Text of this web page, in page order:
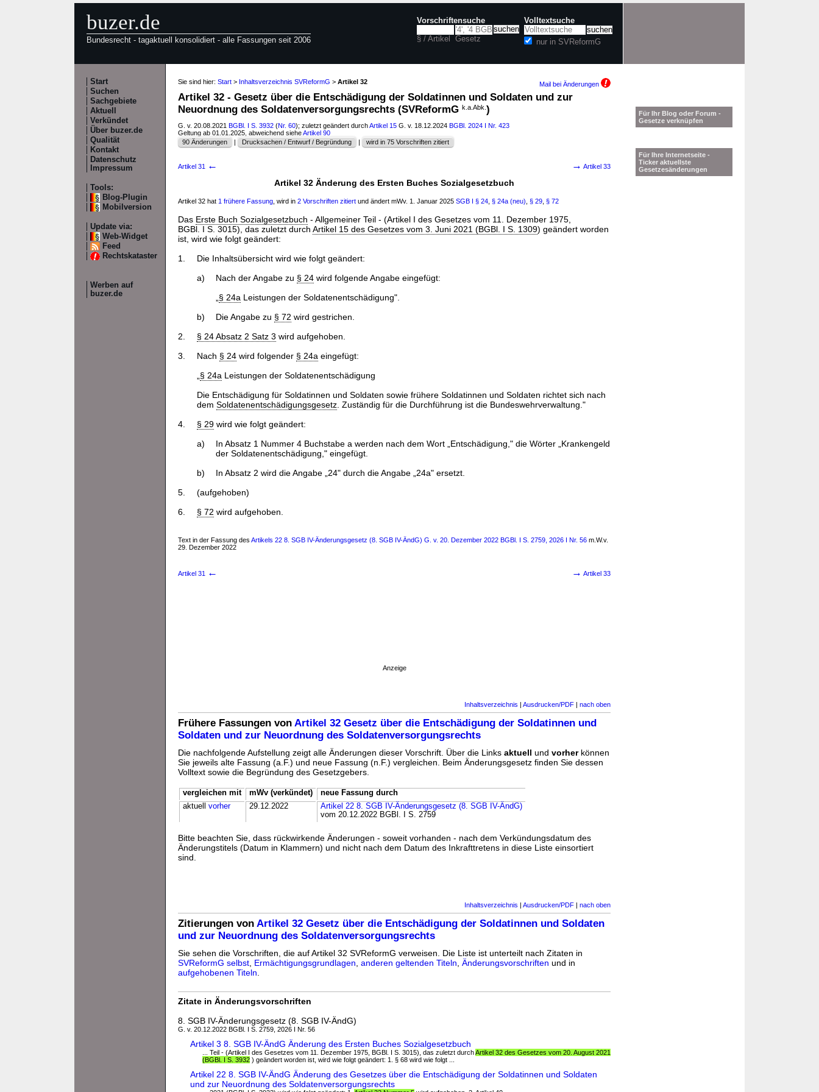
buzer.de
Bundesrecht - tagaktuell konsolidiert - alle Fassungen seit 2006
Vorschriftensuche
§ / Artikel Gesetz
Volltextsuche
nur in SVReformG
Start
Suchen
Sachgebiete
Aktuell
Verkündet
Über buzer.de
Qualität
Kontakt
Datenschutz
Impressum
Tools:
Blog-Plugin
Mobilversion
Update via:
Web-Widget
Feed
Rechtskataster
Werben auf
buzer.de
Sie sind hier: Start > Inhaltsverzeichnis SVReformG > Artikel 32 Mail bei Änderungen
Artikel 32 - Gesetz über die Entschädigung der Soldatinnen und Soldaten und zur
Neuordnung des Soldatenversorgungsrechts (SVReformG k.a.Abk. )
G. v. 20.08.2021 BGBl. I S. 3932 (Nr. 60); zuletzt geändert durchArtikel 15 G. v. 18.12.2024 BGBl. 2024 I Nr. 423
Geltung ab 01.01.2025, abweichend sieheArtikel 90
90 Änderungen
| Drucksachen / Entwurf / Begründung | wird in 75 Vorschriften zitiert
Artikel 31 ← → Artikel 33
Artikel 32 Änderung des Ersten Buches Sozialgesetzbuch
Artikel 32 hat 1 frühere Fassung , wird in 2 Vorschriften zitiert und ändert mWv. 1. Januar 2025 SGB I § 24 § 24a (neu) § 29 § 72
Das Erste Buch Sozialgesetzbuch - Allgemeiner Teil - (Artikel I des Gesetzes vom 11. Dezember 1975,
BGBl. I S. 3015), das zuletzt durch Artikel 15 des Gesetzes vom 3. Juni 2021 (BGBl. I S. 1309) geändert worden
ist, wird wie folgt geändert:
1.
Die Inhaltsübersicht wird wie folgt geändert:
a)
Nach der Angabe zu § 24wird folgende Angabe eingefügt:
§ 24a Leistungen der Soldatenentschädigung".
b)
Die Angabe zu § 72 wird gestrichen.
2.
§ 24 Absatz 2 Satz 3 wird aufgehoben.
3.
Nach § 24wird folgender § 24a eingefügt:
§ 24a Leistungen der Soldatenentschädigung
Die Entschädigung für Soldatinnen und Soldaten sowie frühere Soldatinnen und Soldaten richtet sich nach
dem Soldatenentschädigungsgesetz. Zuständig für die Durchführung ist die Bundeswehrverwaltung."
4.
§ 29wird wie folgt geändert:
a)
In Absatz 1 Nummer 4 Buchstabe a werden nach dem Wort „Entschädigung," die Wörter „Krankengeld
der Soldatenentschädigung," eingefügt.
b)
In Absatz 2 wird die Angabe „24" durch die Angabe „24a" ersetzt.
5.
(aufgehoben)
6.
§ 72 wird aufgehoben.
Text in der Fassung des Artikels 22 8. SGB IV-Änderungsgesetz (8. SGB IV-ÄndG) G. v. 20. Dezember 2022 BGBl. I S. 2759, 2026 I Nr. 56 m.W.v.
29. Dezember 2022
Artikel 31 ← → Artikel 33
Anzeige
Inhaltsverzeichnis | Ausdrucken/PDF | nach oben
Frühere Fassungen von Artikel 32 Gesetz über die Entschädigung der Soldatinnen und
Soldaten und zur Neuordnung des Soldatenversorgungsrechts
Die nachfolgende Aufstellung zeigt alle Änderungen dieser Vorschrift. Über die Links aktuell und vorherkönnen
Sie jeweils alte Fassung (a.F.) und neue Fassung (n.F.) vergleichen. Beim Änderungsgesetz finden Sie dessen
Volltext sowie die Begründung des Gesetzgebers.
vergleichen mit mWv (verkündet)
neue Fassung durch
aktuell vorher 29.12.2022
Artikel 22 8. SGB IV-Änderungsgesetz (8. SGB IV-ÄndG)
vom 20.12.2022 BGBl. I S. 2759
Bitte beachten Sie, dass rückwirkende Änderungen - soweit vorhanden - nach dem Verkündungsdatum des
Änderungstitels (Datum in Klammern) und nicht nach dem Datum des Inkrafttretens in diese Liste einsortiert
sind.
Inhaltsverzeichnis | Ausdrucken/PDF | nach oben
Zitierungen von Artikel 32 Gesetz über die Entschädigung der Soldatinnen und Soldaten
und zur Neuordnung des Soldatenversorgungsrechts
Sie sehen die Vorschriften, die auf Artikel 32 SVReformG verweisen. Die Liste ist unterteilt nach Zitaten in
SVReformG selbst Ermächtigungsgrundlagen anderen geltenden Titeln Änderungsvorschriften und in
aufgehobenen Titeln
Zitate in Änderungsvorschriften
8. SGB IV-Änderungsgesetz (8. SGB IV-ÄndG)
G. v. 20.12.2022 BGBl. I S. 2759, 2026 I Nr. 56
Artikel 3 8. SGB IV-ÄndG Änderung des Ersten Buches Sozialgesetzbuch
... Teil - (Artikel I des Gesetzes vom 11. Dezember 1975, BGBl. I S. 3015), das zuletzt durchArtikel 32 des Gesetzes vom 20. August 2021
(BGBl. I S. 3932 ) geändert worden ist, wird wie folgt geändert: 1. § 68 wird wie folgt ...
Artikel 22 8. SGB IV-ÄndG Änderung des Gesetzes über die Entschädigung der Soldatinnen und Soldaten
und zur Neuordnung des Soldatenversorgungsrechts
Für Ihr Blog oder Forum -
Gesetze verknüpfen
Für Ihre Internetseite -
Ticker aktuellste
Gesetzesänderungen